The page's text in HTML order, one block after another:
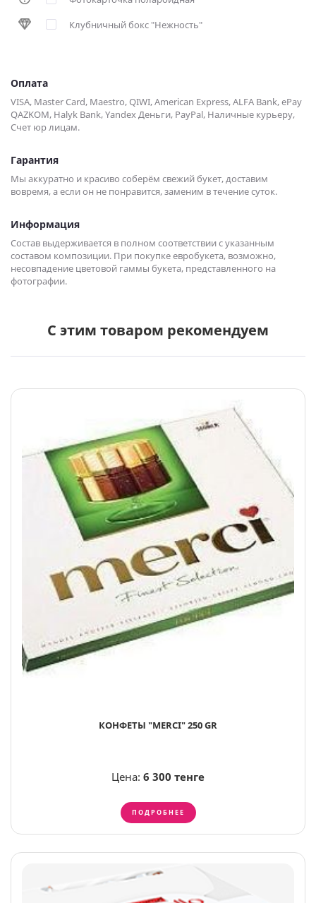
Клубничный бокс "Нежность"
Оплата
VISA, Master Card, Maestro, QIWI, American Express, ALFA Bank, ePay
QAZKOM, Halyk Bank, Yandex Деньги, PayPal, Наличные курьеру,
Счет юр лицам.
Гарантия
Мы аккуратно и красиво соберём свежий букет, доставим
вовремя, а если он не понравится, заменим в течение суток.
Информация
Состав выдерживается в полном соответствии с указанным
составом композиции. При покупке евробукета, возможно,
несовпадение цветовой гаммы букета, представленного на
фотографии.
С этим товаром рекомендуем
КОНФЕТЫ "MERCI" 250 GR
Цена: 6 300 тенге
ПОДРОБНЕЕ